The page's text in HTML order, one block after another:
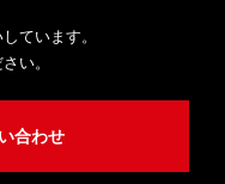
ています。
い。
合わせ